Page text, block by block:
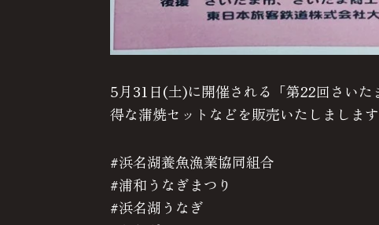
5月31日(土)に開催される「第22回さい
得な蒲焼セットなどを販売いたしましま
#浜名湖養魚漁業協同組合
#浦和うなぎまつり
#浜名湖うなぎ